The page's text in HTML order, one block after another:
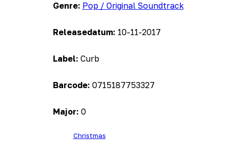
Genre: Pop / Original Soundtrack
Releasedatum: 10-11-2017
Label: Curb
Barcode: 0715187753327
Major: 0
Christmas